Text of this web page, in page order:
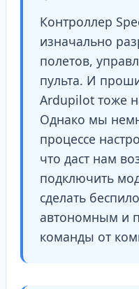
Контроллер
изначально
полетов,
пульта. И
Ardupilot тоже
Однако мы
процессе
что даст нам
подключить
сделать
автономным и
команды от